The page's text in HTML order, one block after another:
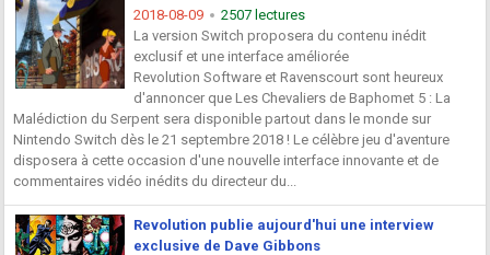
2018-08-09
2507 lectures
La version Switch proposera du contenu inédit
exclusif et une interface améliorée
Revolution Software et Ravenscourt sont heureux
d'annoncer que Les Chevaliers de Baphomet 5 : La
Malédiction du Serpent sera disponible partout dans le monde sur
Nintendo Switch dès le 21 septembre 2018 ! Le célèbre jeu d'aventure
disposera à cette occasion d'une nouvelle interface innovante et de
commentaires vidéo inédits du directeur du...
Revolution publie aujourd'hui une interview
exclusive de Dave Gibbons